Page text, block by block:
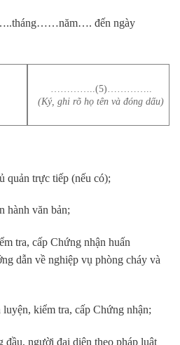
đến ngày
…………..(5)…………..
(Ký, ghi rõ họ tên và đóng dấu)
quản trực tiếp (nếu có);
hành văn bản;
tra, cấp Chứng nhận huấn
dẫn về nghiệp vụ phòng cháy và
kiểm tra, cấp Chứng nhận;
người đại diện theo pháp luật